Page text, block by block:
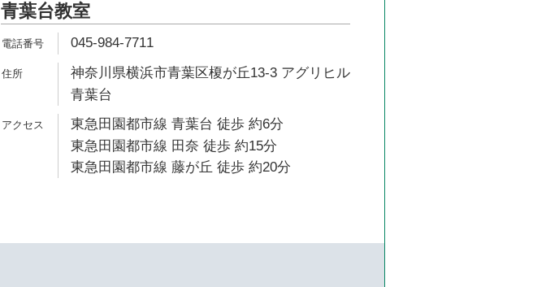
青葉台教室
045-984-7711
神奈川県横浜市青葉区榎が丘13-3 アグリヒル
青葉台
東急田園都市線 青葉台 徒歩 約6分
東急田園都市線 田奈 徒歩 約15分
東急田園都市線 藤が丘 徒歩 約20分